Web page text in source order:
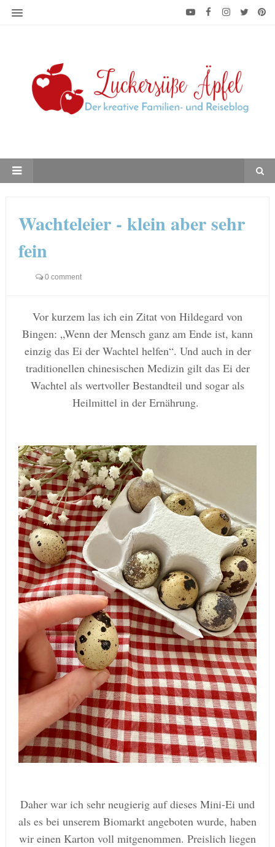
Wachteleier - klein aber sehr
fein
0 comment
Vor kurzem las ich ein Zitat von Hildegard von
Bingen: „Wenn der Mensch ganz am Ende ist, kann
einzig das Ei der Wachtel helfen“. Und auch in der
traditionellen chinesischen Medizin gilt das Ei der
Wachtel als wertvoller Bestandteil und sogar als
Heilmittel in der Ernährung.
Daher war ich sehr neugierig auf dieses Mini-Ei und
als es bei unserem Biomarkt angeboten wurde, haben
wir einen Karton voll mitgenommen. Preislich liegen